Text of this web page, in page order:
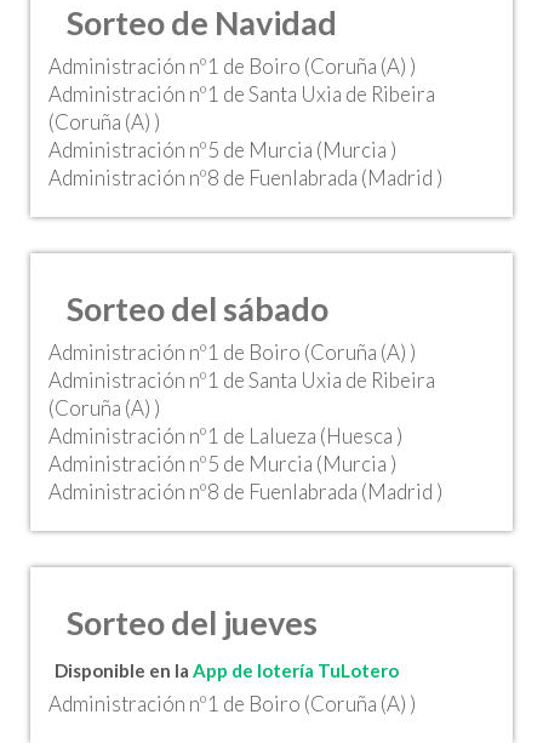
Sorteo de Navidad
Administración nº1 de Boiro (Coruña (A) )
Administración nº1 de Santa Uxia de Ribeira
(Coruña (A) )
Administración nº5 de Murcia (Murcia )
Administración nº8 de Fuenlabrada (Madrid )
Sorteo del sábado
Administración nº1 de Boiro (Coruña (A) )
Administración nº1 de Santa Uxia de Ribeira
(Coruña (A) )
Administración nº1 de Lalueza (Huesca )
Administración nº5 de Murcia (Murcia )
Administración nº8 de Fuenlabrada (Madrid )
Sorteo del jueves
Disponible en la App de lotería TuLotero
Administración nº1 de Boiro (Coruña (A) )